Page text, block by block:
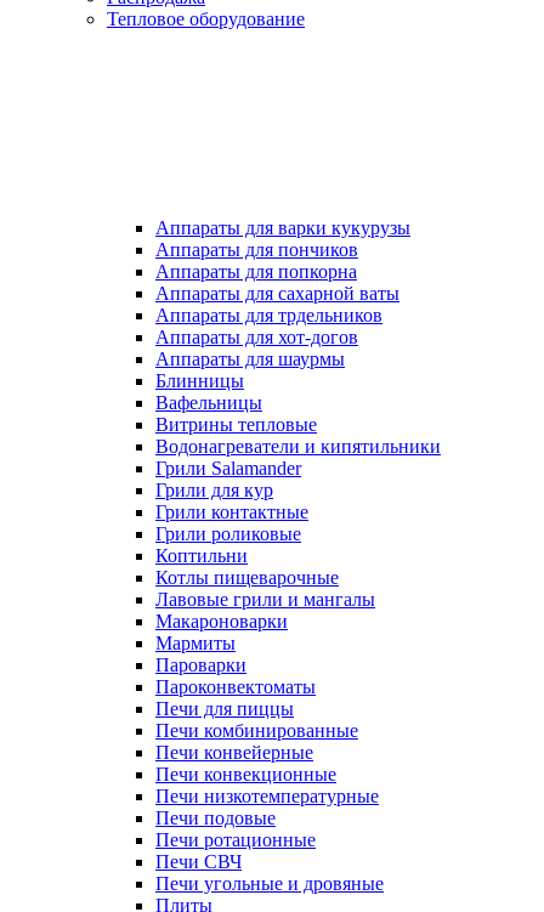
Тепловое оборудование
Аппараты для варки кукурузы
Аппараты для пончиков
Аппараты для попкорна
Аппараты для сахарной ваты
Аппараты для трдельников
Аппараты для хот-догов
Аппараты для шаурмы
Блинницы
Вафельницы
Витрины тепловые
Водонагреватели и кипятильники
Грили Salamander
Грили для кур
Грили контактные
Грили роликовые
Коптильни
Котлы пищеварочные
Лавовые грили и мангалы
Макароноварки
Мармиты
Пароварки
Пароконвектоматы
Печи для пиццы
Печи комбинированные
Печи конвейерные
Печи конвекционные
Печи низкотемпературные
Печи подовые
Печи ротационные
Печи СВЧ
Печи угольные и дровяные
Плиты